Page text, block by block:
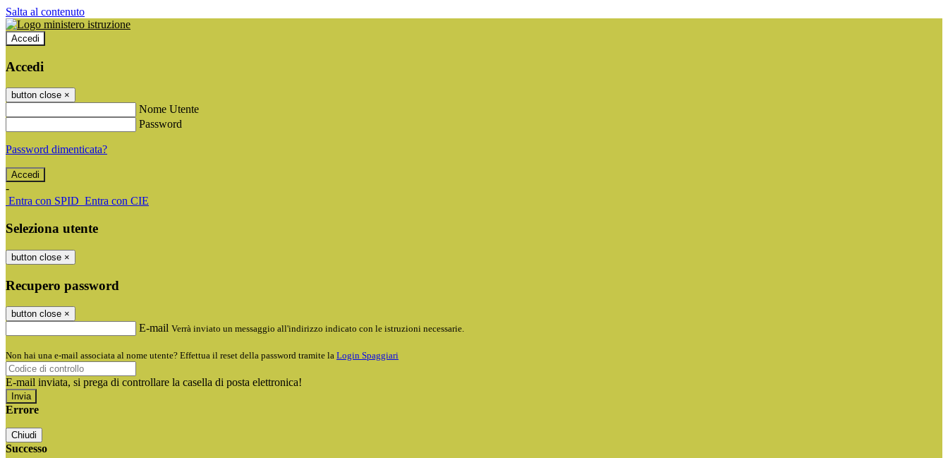
Salta al contenuto
Accedi
Accedi
button close ×
Nome Utente
Password
Password dimenticata?
-
Entra con SPID Entra con CIE
Seleziona utente
button close ×
Recupero password
button close ×
E-mail Verrà inviato un messaggio all'indirizzo indicato con le istruzioni necessarie.
Non hai una e-mail associata al nome utente? Effettua il reset della password tramite la Login Spaggiari
E-mail inviata, si prega di controllare la casella di posta elettronica!
Errore
Chiudi
Successo